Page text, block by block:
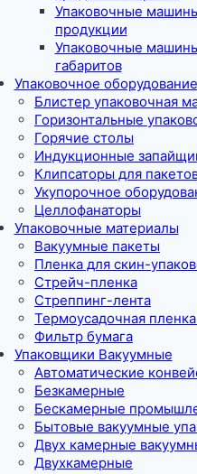
Упаковочные
продукции
Упаковочные
габаритов
Упаковочное оборудование
Блистер упаковочная
Горизонтальные
Горячие столы
Индукционные
Клипсаторы для
Укупорочное
Целлофанаторы
Упаковочные материалы
Вакуумные пакеты
Пленка для скин-
Стрейч-пленка
Стреппинг-лента
Термоусадочная
Фильтр бумага
Упаковщики Вакуумные
Автоматические
Безкамерные
Бескамерные
Бытовые вакуумные
Двух камерные
Двухкамерные